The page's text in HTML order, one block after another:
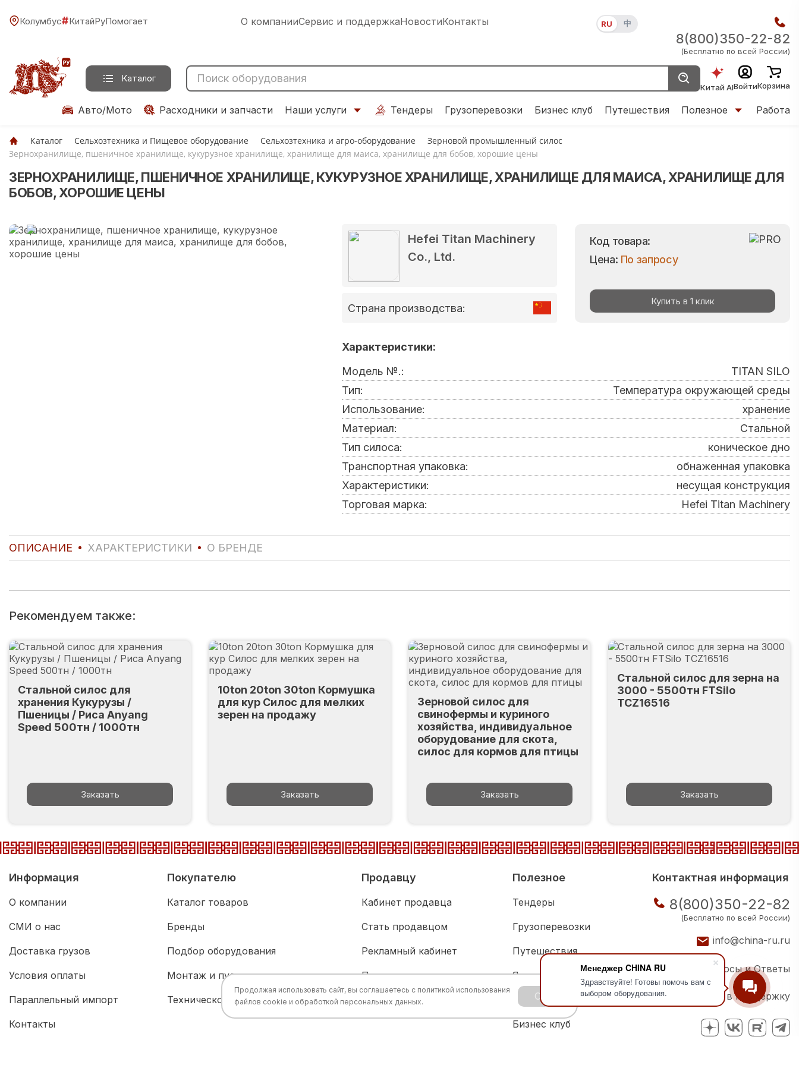
Менеджер CHINA RU
Здравствуйте! Готовы помочь вам с
выбором оборудования.
Колумбус#КитайРуПомогает О компанииСервис и поддержкаНовостиКонтакты RU 中
8(800)350-22-82
(Бесплатно по всей России)
Каталог
Китай AIВойтиКорзина
Авто/Мото Расходники и запчасти Наши услуги Тендеры Грузоперевозки Бизнес клуб Путешествия Полезное Работа
Каталог Сельхозтехника и Пищевое оборудование Сельхозтехника и агро-оборудование
Зерновой промышленный силос
Зернохранилище, пшеничное хранилище, кукурузное хранилище, хранилище для маиса, хранилище для бобов, хорошие цены
ЗЕРНОХРАНИЛИЩЕ, ПШЕНИЧНОЕ ХРАНИЛИЩЕ, КУКУРУЗНОЕ ХРАНИЛИЩЕ, ХРАНИЛИЩЕ ДЛЯ МАИСА, ХРАНИЛИЩЕ ДЛЯ
БОБОВ, ХОРОШИЕ ЦЕНЫ
Hefei Titan Machinery
Co., Ltd.
Страна производства:
Код товара:
Цена: По запросу
Купить в 1 клик
Характеристики:
Модель №.:
TITAN SILO
Тип:
Температура окружающей среды
Использование:
хранение
Материал:
Стальной
Тип силоса:
коническое дно
Транспортная упаковка:
обнаженная упаковка
Характеристики:
несущая конструкция
Торговая марка:
Hefei Titan Machinery
ОПИСАНИЕ ХАРАКТЕРИСТИКИ О БРЕНДЕ
Рекомендуем также:
Стальной силос для
хранения Кукурузы /
Пшеницы / Риса Anyang
Speed 500тн / 1000тн
Заказать
10ton 20ton 30ton Кормушка
для кур Силос для мелких
зерен на продажу
Заказать
Зерновой силос для
свинофермы и куриного
хозяйства, индивидуальное
оборудование для скота,
силос для кормов для птицы
Заказать
Стальной силос для зерна на
3000 - 5500тн FTSilo
TCZ16516
Заказать
Информация
О компании
СМИ о нас
Доставка грузов
Условия оплаты
Параллельный импорт
Контакты
Покупателю
Каталог товаров
Бренды
Подбор оборудования
Монтаж и пусконаладка
Техническое обслуживание
Продавцу
Кабинет продавца
Стать продавцом
Рекламный кабинет
Партнерам
Полезное
Тендеры
Грузоперевозки
Путешествия
Языковая школа
Акции компаний
Бизнес клуб
Контактная информация
8(800)350-22-82
(Бесплатно по всей России)
info@china-ru.ru
Вопросы и Ответы
Написать в поддержку
Продолжая использовать сайт, вы соглашаетесь с политикой использования
файлов cookie и обработкой персональных данных.
OK